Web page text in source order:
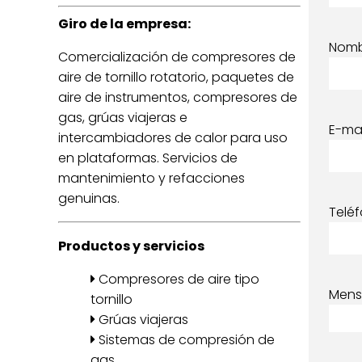
Giro de la empresa:
Comercialización de compresores de
aire de tornillo rotatorio, paquetes de
aire de instrumentos, compresores de
gas, grúas viajeras e
intercambiadores de calor para uso
en plataformas. Servicios de
mantenimiento y refacciones
genuinas.
Productos y servicios
Compresores de aire tipo
tornillo
Grúas viajeras
Sistemas de compresión de
E-